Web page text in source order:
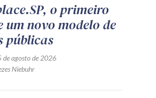
o primeiro
um novo modelo de
públicas
de agosto de 2026
Niebuhr